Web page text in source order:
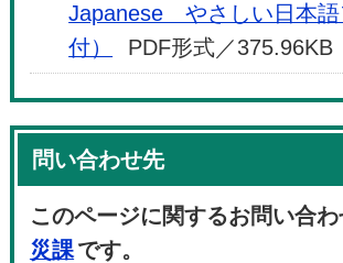
Japanese やさしい日本語
付）
PDF形式／375.96KB
問い合わせ先
このページに関するお問い合わ
災課です。